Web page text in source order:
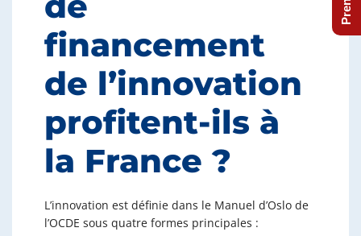
financement
de l’innovation
profitent-ils à
la France ?
L’innovation est définie dans le Manuel d’Oslo de
l’OCDE sous quatre formes principales :